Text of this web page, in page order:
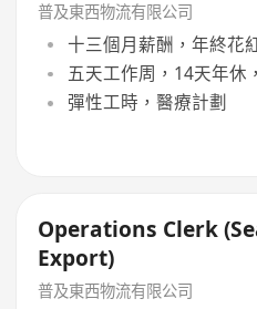
普及東西物流有限公司
十三個月薪酬，年終花
五天工作周，14天年休
彈性工時，醫療計劃
Operations Clerk
Export)
普及東西物流有限公司